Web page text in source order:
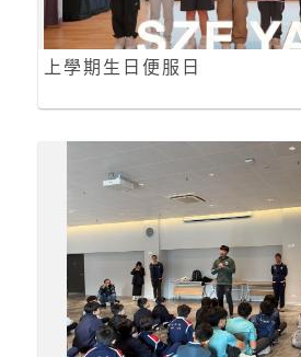
上學期生日便服日